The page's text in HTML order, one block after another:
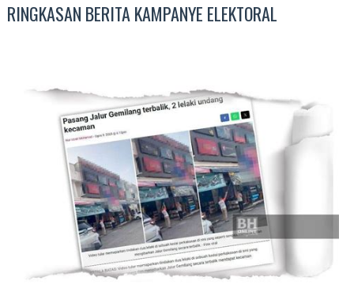
RINGKASAN BERITA KAMPANYE ELEKTORAL